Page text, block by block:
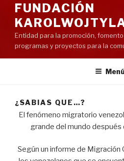
FUNDACIÓN
Entidad para la promoción,
programas y proyectos para la
Menú
¿SABIAS QUE…?
El fenómeno migratorio
grande del mundo después
Según un informe de Migración